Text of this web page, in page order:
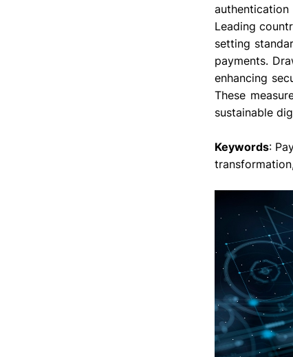
Leading
setting
payments.
enhancing
These
sustainable
Keywords: